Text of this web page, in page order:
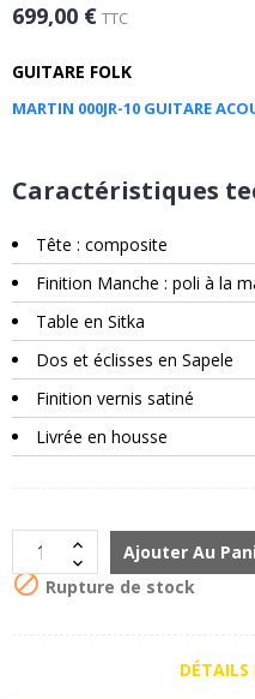
699,00 € TTC
GUITARE FOLK
MARTIN 000JR-10 GUITARE
Caractéristiques
Tête : composite
Finition Manche : poli à la
Table en Sitka
Dos et éclisses en Sapele
Finition vernis satiné
Livrée en housse
Ajouter Au
 Rupture de stock
DÉTAILS